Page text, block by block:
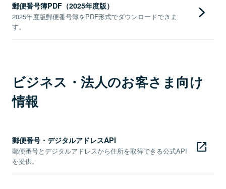
郵便番号簿PDF（2025年度版）
2025年度版郵便番号簿をPDF形式でダウンロードできま
す。
ビジネス・法人のお客さま向け
情報
郵便番号・デジタルアドレスAPI
郵便番号とデジタルアドレスから住所を取得できる公式API
を提供。